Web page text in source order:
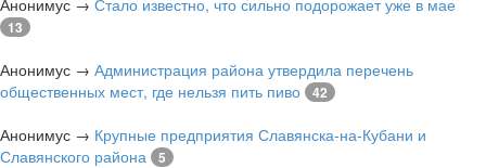
13
Анонимус → Администрация района утвердила перечень
общественных мест, где нельзя пить пиво
42
Анонимус → Крупные предприятия Славянска-на-Кубани и
Славянского района
5